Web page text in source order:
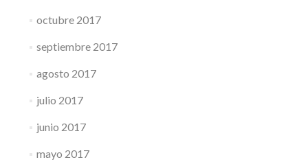
octubre 2017
septiembre 2017
agosto 2017
julio 2017
junio 2017
mayo 2017